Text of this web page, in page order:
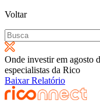
Voltar
Pesquisar
por:
Onde investir em agosto
especialistas da Rico
Baixar Relatório